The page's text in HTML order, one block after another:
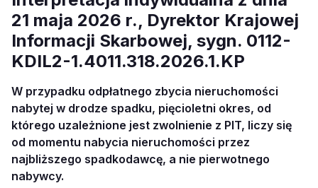
21 maja 2026 r., Dyrektor Krajowej
Informacji Skarbowej, sygn. 0112-
KDIL2-1.4011.318.2026.1.KP
W przypadku odpłatnego zbycia nieruchomości
nabytej w drodze spadku, pięcioletni okres, od
którego uzależnione jest zwolnienie z PIT, liczy się
od momentu nabycia nieruchomości przez
najbliższego spadkodawcę, a nie pierwotnego
nabywcy.